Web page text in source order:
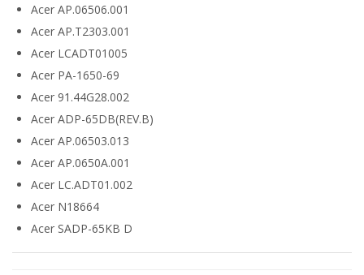
Acer AP.06506.001
Acer AP.T2303.001
Acer LCADT01005
Acer PA-1650-69
Acer 91.44G28.002
Acer ADP-65DB(REV.B)
Acer AP.06503.013
Acer AP.0650A.001
Acer LC.ADT01.002
Acer N18664
Acer SADP-65KB D